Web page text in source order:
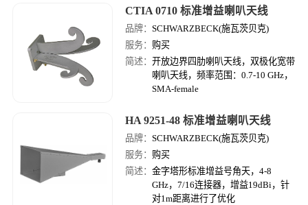
CTIA 0710 标准增益喇叭天线
品牌：SCHWARZBECK(施瓦茨贝克)
服务： 购买
简述：开放边界四肋喇叭天线，双极化宽带
喇叭天线，频率范围：0.7-10 GHz，
SMA-female
HA 9251-48 标准增益喇叭天线
品牌：SCHWARZBECK(施瓦茨贝克)
服务： 购买
简述：金字塔形标准增益号角天，4-8
GHz，7/16连接器，增益19dBi，针
对1m距离进行了优化